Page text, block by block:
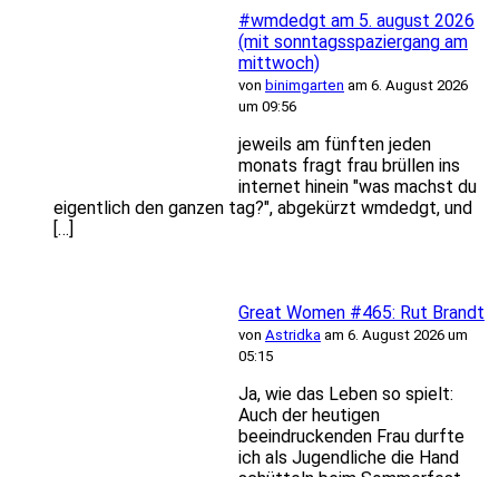
#wmdedgt am 5. august 2026
(mit sonntagsspaziergang am
mittwoch)
von binimgarten am 6. August 2026
um 09:56
jeweils am fünften jeden
monats fragt frau brüllen ins
internet hinein "was machst du
eigentlich den ganzen tag?", abgekürzt wmdedgt, und
[…]
Great Women #465: Rut Brandt
von Astridka am 6. August 2026 um
05:15
Ja, wie das Leben so spielt:
Auch der heutigen
beeindruckenden Frau durfte
ich als Jugendliche die Hand